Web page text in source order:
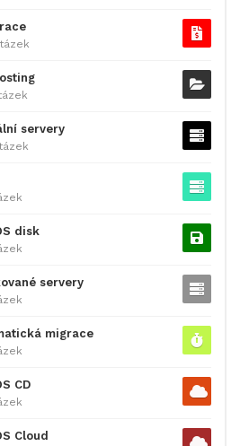
servery
disk
servery
migrace
CD
Cloud